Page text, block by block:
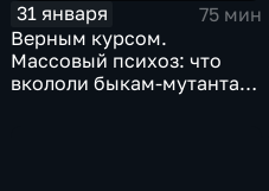
31 января
75 мин
Верным курсом.
Массовый психоз: что
вкололи быкам-мутантам,